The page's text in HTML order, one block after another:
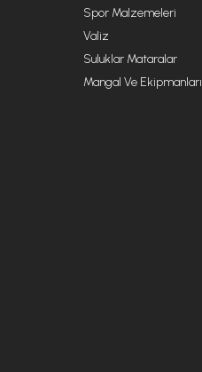
Spor Malzemeleri
Valiz
Suluklar Mataralar
Mangal Ve Ekipmanları